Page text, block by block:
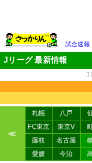
試合速報
Jリーグ 最新情報
≪
札幌 八戸
FC東京
東京V
藤枝
名古屋
愛媛
今治